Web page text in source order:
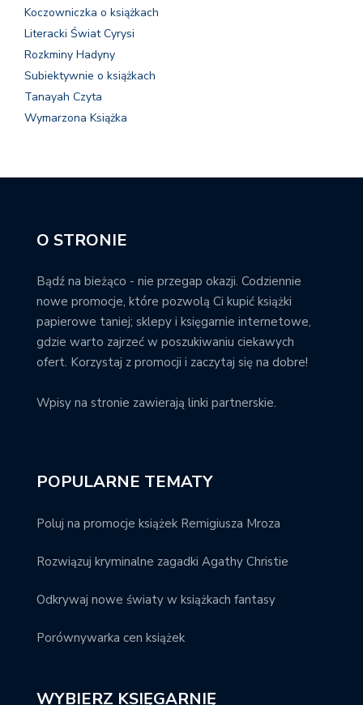
Koczowniczka o książkach
Literacki Świat Cyrysi
Rozkminy Hadyny
Subiektywnie o książkach
Tanayah Czyta
Wymarzona Książka
O STRONIE
Bądź na bieżąco - nie przegap okazji. Codziennie
nowe promocje, które pozwolą Ci kupić książki
papierowe taniej; sklepy i księgarnie internetowe,
gdzie warto zajrzeć w poszukiwaniu ciekawych
ofert. Korzystaj z promocji i zaczytaj się na dobre!
Wpisy na stronie zawierają linki partnerskie.
POPULARNE TEMATY
Poluj na promocje książek Remigiusza Mroza
Rozwiązuj kryminalne zagadki Agathy Christie
Odkrywaj nowe światy w książkach fantasy
Porównywarka cen książek
WYBIERZ KSIĘGARNIĘ